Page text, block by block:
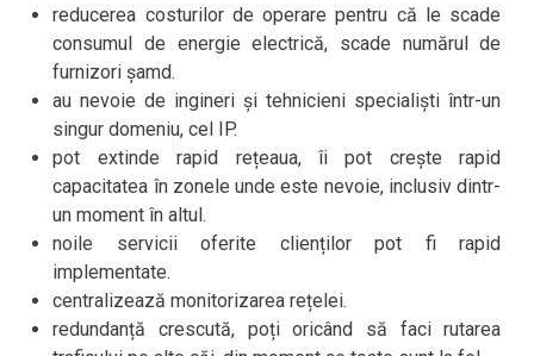
reducerea costurilor de operare pentru că le scade
consumul de energie electrică, scade numărul de
furnizori șamd.
au nevoie de ingineri și tehnicieni specialiști într-un
singur domeniu, cel IP.
pot extinde rapid rețeaua, îi pot crește rapid
capacitatea în zonele unde este nevoie, inclusiv dintr-
un moment în altul.
noile servicii oferite clienților pot fi rapid
implementate.
centralizează monitorizarea rețelei.
redundanță crescută, poți oricând să faci rutarea